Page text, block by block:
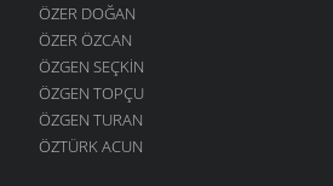
ÖZER DOĞAN
ÖZER ÖZCAN
ÖZGEN SEÇKIN
ÖZGEN TOPÇU
ÖZGEN TURAN
ÖZTÜRK ACUN